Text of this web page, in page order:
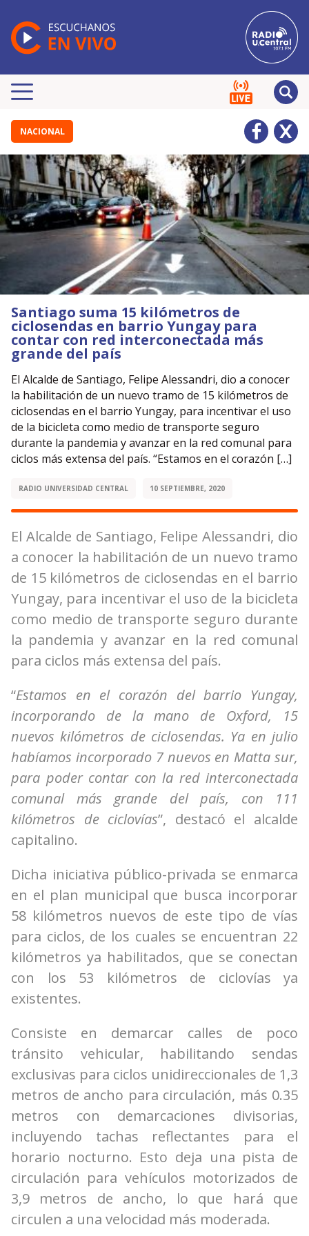
NACIONAL
Santiago suma 15 kilómetros de
ciclosendas en barrio Yungay para
contar con red interconectada más
grande del país
El Alcalde de Santiago, Felipe Alessandri, dio a conocer
la habilitación de un nuevo tramo de 15 kilómetros de
ciclosendas en el barrio Yungay, para incentivar el uso
de la bicicleta como medio de transporte seguro
durante la pandemia y avanzar en la red comunal para
ciclos más extensa del país. “Estamos en el corazón […]
RADIO UNIVERSIDAD CENTRAL 10 SEPTIEMBRE, 2020
El Alcalde de Santiago, Felipe Alessandri, dio
a conocer la habilitación de un nuevo tramo
de 15 kilómetros de ciclosendas en el barrio
Yungay, para incentivar el uso de la bicicleta
como medio de transporte seguro durante
la pandemia y avanzar en la red comunal
para ciclos más extensa del país.
“Estamos en el corazón del barrio Yungay,
incorporando de la mano de Oxford, 15
nuevos kilómetros de ciclosendas. Ya en julio
habíamos incorporado 7 nuevos en Matta sur,
para poder contar con la red interconectada
comunal más grande del país, con 111
kilómetros de ciclovías”, destacó el alcalde
capitalino.
Dicha iniciativa público-privada se enmarca
en el plan municipal que busca incorporar
58 kilómetros nuevos de este tipo de vías
para ciclos, de los cuales se encuentran 22
kilómetros ya habilitados, que se conectan
con los 53 kilómetros de ciclovías ya
existentes.
Consiste en demarcar calles de poco
tránsito vehicular, habilitando sendas
exclusivas para ciclos unidireccionales de 1,3
metros de ancho para circulación, más 0.35
metros con demarcaciones divisorias,
incluyendo tachas reflectantes para el
horario nocturno. Esto deja una pista de
circulación para vehículos motorizados de
3,9 metros de ancho, lo que hará que
circulen a una velocidad más moderada.